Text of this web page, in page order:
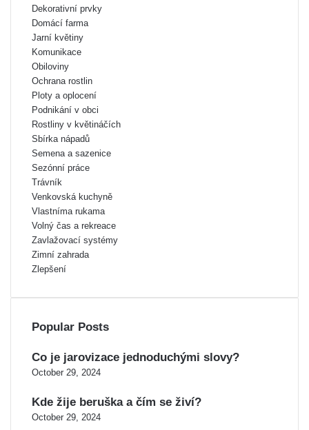
Dekorativní prvky
Domácí farma
Jarní květiny
Komunikace
Obiloviny
Ochrana rostlin
Ploty a oplocení
Podnikání v obci
Rostliny v květináčích
Sbírka nápadů
Semena a sazenice
Sezónní práce
Trávník
Venkovská kuchyně
Vlastníma rukama
Volný čas a rekreace
Zavlažovací systémy
Zimní zahrada
Zlepšení
Popular Posts
Co je jarovizace jednoduchými slovy?
October 29, 2024
Kde žije beruška a čím se živí?
October 29, 2024